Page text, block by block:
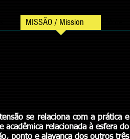
MISSÃO / Mission
se relaciona com a prática e
relacionada à esfera do
ponto e alavanca dos outros três